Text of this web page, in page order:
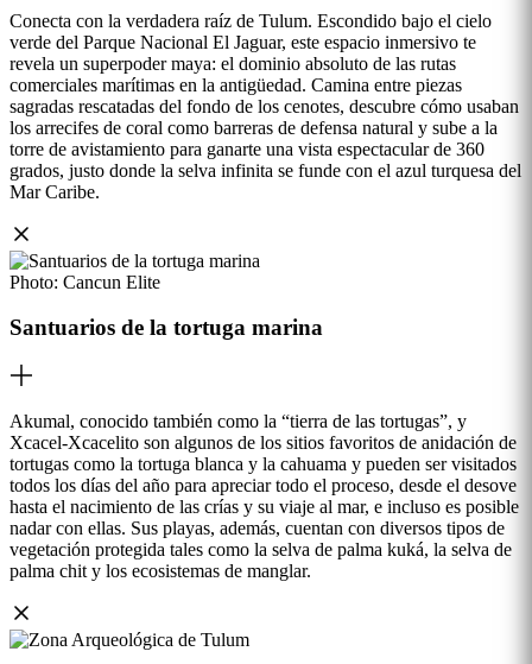
Conecta con la verdadera raíz de Tulum. Escondido bajo el cielo
verde del Parque Nacional El Jaguar, este espacio inmersivo te
revela un superpoder maya: el dominio absoluto de las rutas
comerciales marítimas en la antigüedad. Camina entre piezas
sagradas rescatadas del fondo de los cenotes, descubre cómo usaban
los arrecifes de coral como barreras de defensa natural y sube a la
torre de avistamiento para ganarte una vista espectacular de 360
grados, justo donde la selva infinita se funde con el azul turquesa del
Mar Caribe.
Photo: Cancun Elite
Santuarios de la tortuga marina
Akumal, conocido también como la “tierra de las tortugas”, y
Xcacel-Xcacelito son algunos de los sitios favoritos de anidación de
tortugas como la tortuga blanca y la cahuama y pueden ser visitados
todos los días del año para apreciar todo el proceso, desde el desove
hasta el nacimiento de las crías y su viaje al mar, e incluso es posible
nadar con ellas. Sus playas, además, cuentan con diversos tipos de
vegetación protegida tales como la selva de palma kuká, la selva de
palma chit y los ecosistemas de manglar.